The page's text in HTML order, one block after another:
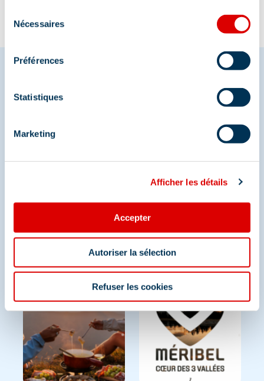
Nécessaires
Préférences
Statistiques
Marketing
Afficher les détails
Accepter
Autoriser la sélection
Refuser les cookies
Partagez vos moments à